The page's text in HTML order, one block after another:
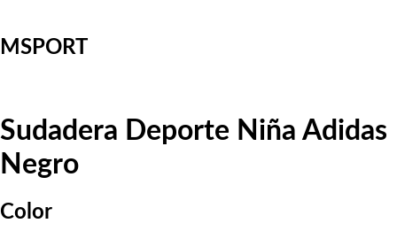
MSPORT
Sudadera Deporte Niña Adidas
Negro
Color